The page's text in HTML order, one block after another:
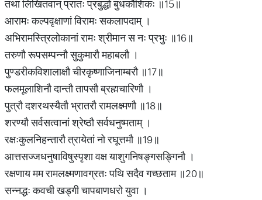
तथा लिखितवान् प्रातः प्रबुद्धो बुधकौशिकः ॥15॥
आरामः कल्पवृक्षाणां विरामः सकलापदाम् ।
अभिरामस्त्रिलोकानां रामः श्रीमान स नः प्रभुः ॥16॥
तरुणौ रूपसम्पन्नौ सुकुमारौ महाबलौ ।
पुण्डरीकविशालाक्षौ चीरकृष्णाजिनाम्बरौ ॥17॥
फलमूलाशिनौ दान्तौ तापसौ ब्रह्मचारिणौ ।
पुत्रौ दशरथस्यैतौ भ्रातरौ रामलक्ष्मणौ ॥18॥
शरण्यौ सर्वसत्वानां श्रेष्ठौ सर्वधनुष्मताम् ।
रक्षःकुलनिहन्तारौ त्रायेतां नो रघूत्तमौ ॥19॥
आत्तसज्जधनुषाविषुस्पृशा वक्ष याशुगनिषङ्गसङ्गिनौ ।
रक्षणाय मम रामलक्ष्मणावग्रतः पथि सदैव गच्छताम ॥20॥
सन्नद्धः कवची खड्गी चापबाणधरो युवा ।